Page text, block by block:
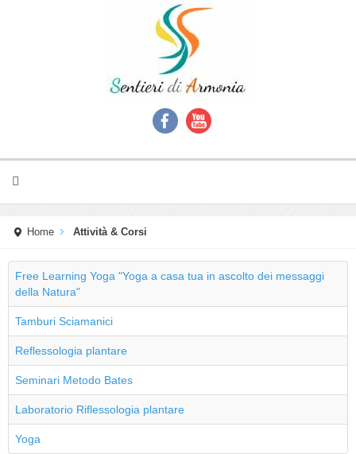
Home Attività & Corsi
Free Learning Yoga "Yoga a casa tua in ascolto dei messaggi
della Natura"
Tamburi Sciamanici
Reflessologia plantare
Seminari Metodo Bates
Laboratorio Riflessologia plantare
Yoga